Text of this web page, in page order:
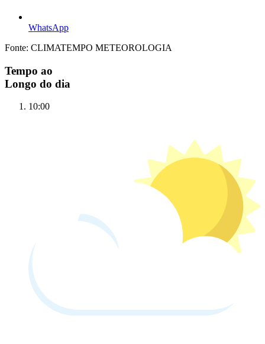
WhatsApp
Fonte: CLIMATEMPO METEOROLOGIA
Tempo ao
Longo do dia
10:00